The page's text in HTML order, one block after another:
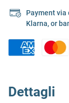
Payment via
Klarna, or
Dettagli